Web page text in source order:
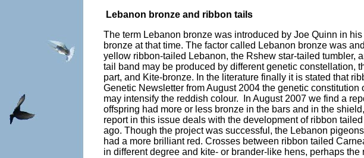
Lebanon bronze and ribbon tails
The term Lebanon bronze was introduced by Joe Quinn in
bronze at that time. The factor called Lebanon bronze was
yellow ribbon-tailed Lebanon, the Rshew star-tailed tumbler,
tail band may be produced by different genetic constellation,
part, and Kite-bronze. In the literature finally it is stated that
Genetic Newsletter from August 2004 the genetic
may intensify the reddish colour. In August 2007 we find a
offspring had more or less bronze in the bars and in the
report in this issue deals with the development of ribbon
ago. Though the project was successful, the Lebanon
had a more brilliant red. Crosses between ribbon tailed
in different degree and kite- or brander-like hens, perhaps